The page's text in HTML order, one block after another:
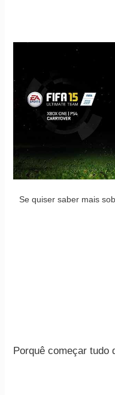
Se quiser saber mais
Porquê começar tudo